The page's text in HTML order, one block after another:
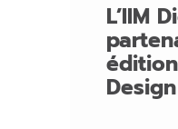
L’IIM
Design